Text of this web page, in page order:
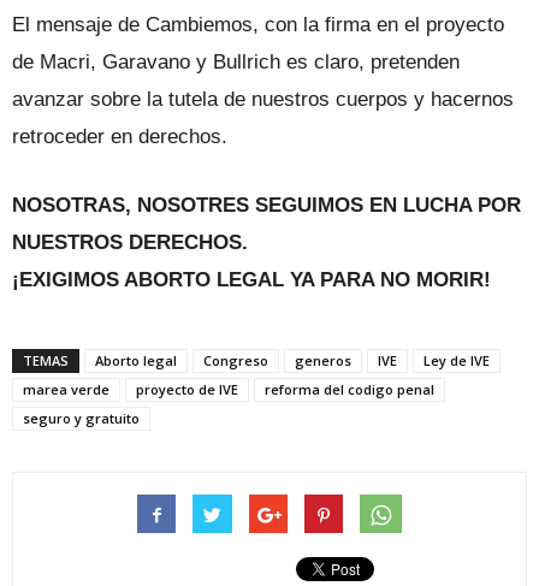
El mensaje de Cambiemos, con la firma en el proyecto
de Macri, Garavano y Bullrich es claro, pretenden
avanzar sobre la tutela de nuestros cuerpos y hacernos
retroceder en derechos.
NOSOTRAS, NOSOTRES SEGUIMOS EN LUCHA POR
NUESTROS DERECHOS.
¡EXIGIMOS ABORTO LEGAL YA PARA NO MORIR!
TEMAS Aborto legal Congreso generos IVE
Ley de IVE
marea verde
proyecto de IVE
reforma del codigo penal
seguro y gratuito